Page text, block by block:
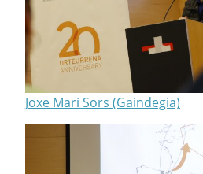
Joxe Mari Sors (Gaindegia)